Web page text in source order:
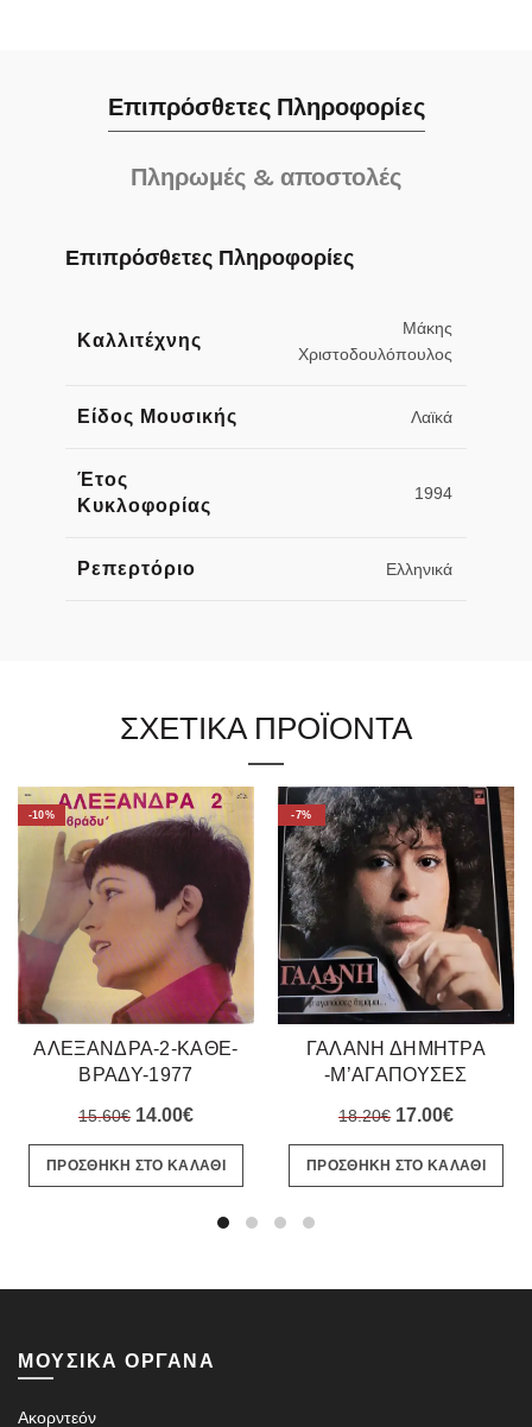
Επιπρόσθετες Πληροφορίες
Πληρωμές & αποστολές
Επιπρόσθετες Πληροφορίες
Καλλιτέχνης
Μάκης
Χριστοδουλόπουλος
Είδος Μουσικής Λαϊκά
Έτος
Κυκλοφορίας
1994
Ρεπερτόριο Ελληνικά
ΣΧΕΤΙΚΑ ΠΡΟΪΟΝΤΑ
-10%
ΑΛΕΞΑΝΔΡΑ-2-ΚΑΘΕ-
ΒΡΑΔΥ-1977
15.60€ Original
price
was:
14.00€Η
τρέχουσα
τιμή
14.00€.
ΠΡΟΣΘΗΚΗ ΣΤΟ ΚΑΛΑΘΙ
-7%
ΓΑΛΑΝΗ ΔΗΜΗΤΡΑ
-Μ’ΑΓΑΠΟΥΣΕΣ
18.20€ Original
price
was:
17.00€Η
τιμή
ΠΡΟΣΘΗΚΗ ΣΤΟ ΚΑΛΑΘΙ
ΜΟΥΣΙΚΑ ΟΡΓΑΝΑ
Ακορντεόν